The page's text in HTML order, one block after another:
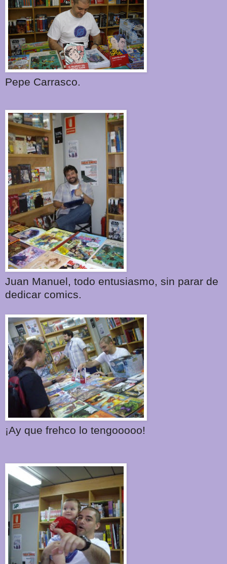
Pepe Carrasco.
Juan Manuel, todo entusiasmo, sin parar de
dedicar comics.
¡Ay que frehco lo tengooooo!